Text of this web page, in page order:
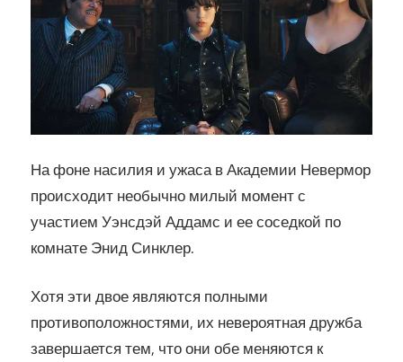
На фоне насилия и ужаса в Академии Невермор
происходит необычно милый момент с
участием Уэнсдэй Аддамс и ее соседкой по
комнате Энид Синклер.
Хотя эти двое являются полными
противоположностями, их невероятная дружба
завершается тем, что они обе меняются к